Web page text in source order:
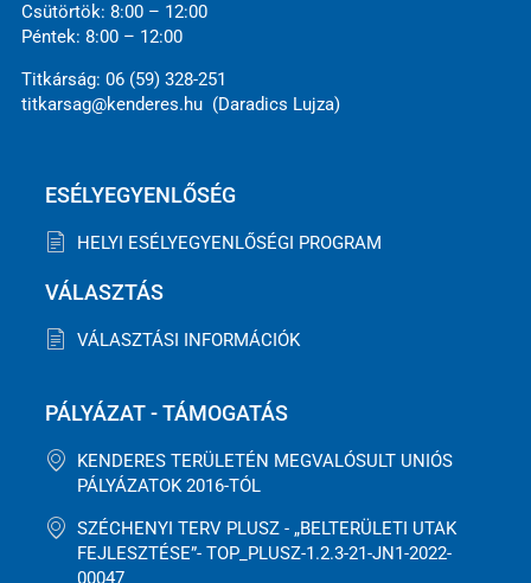
Csütörtök: 8:00 – 12:00
Péntek: 8:00 – 12:00
Titkárság: 06 (59) 328-251
titkarsag@kenderes.hu (Daradics Lujza)
ESÉLYEGYENLŐSÉG
HELYI ESÉLYEGYENLŐSÉGI PROGRAM
VÁLASZTÁS
VÁLASZTÁSI INFORMÁCIÓK
PÁLYÁZAT - TÁMOGATÁS
KENDERES TERÜLETÉN MEGVALÓSULT UNIÓS
PÁLYÁZATOK 2016-TÓL
SZÉCHENYI TERV PLUSZ - „BELTERÜLETI UTAK
FEJLESZTÉSE”- TOP_PLUSZ-1.2.3-21-JN1-2022-
00047